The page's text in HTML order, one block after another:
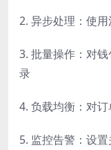
2. 异步处理：使
3. 批量操作：对
录
4. 负载均衡：对
5. 监控告警：设